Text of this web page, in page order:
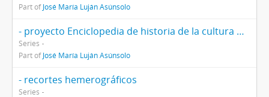
Part ofJosé María Luján Asúnsolo
- proyecto Enciclopedia de historia de la cultura mexicana
Series
Part ofJosé María Luján Asúnsolo
- recortes hemerográficos
Series